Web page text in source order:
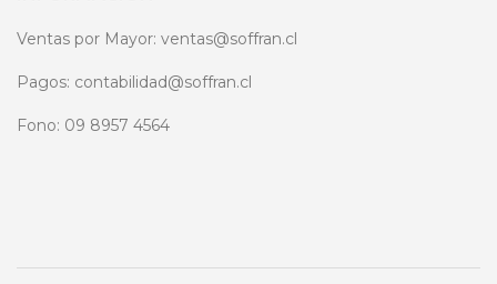
Ventas por Mayor: ventas@soffran.cl
Pagos: contabilidad@soffran.cl
Fono: 09 8957 4564